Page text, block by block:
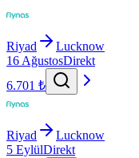
Riyad
Lucknow
16 AğustosDirekt
6.701 ₺
Riyad
Lucknow
5 EylülDirekt